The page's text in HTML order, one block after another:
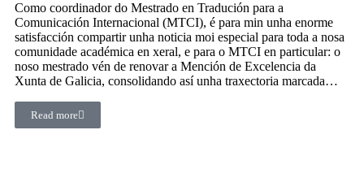
Como coordinador do Mestrado en Tradución para a
Comunicación Internacional (MTCI), é para min unha enorme
satisfacción compartir unha noticia moi especial para toda a nosa
comunidade académica en xeral, e para o MTCI en particular: o
noso mestrado vén de renovar a Mención de Excelencia da
Xunta de Galicia, consolidando así unha traxectoria marcada…
Read more